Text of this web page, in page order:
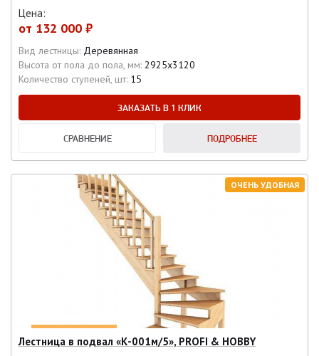
Цена:
от 132 000 ₽
Вид лестницы: Деревянная
Высота от пола до пола, мм: 2925х3120
Количество ступеней, шт: 15
ЗАКАЗАТЬ В 1 КЛИК
СРАВНЕНИЕ ПОДРОБНЕЕ
ОЧЕНЬ УДОБНАЯ
Лестница в подвал «К-001м/5», PROFI & HOBBY